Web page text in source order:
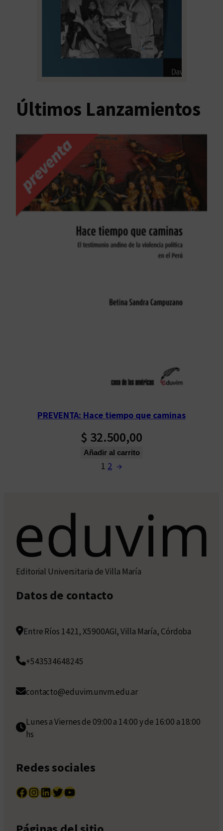
Últimos Lanzamientos
PREVENTA: Hace tiempo que caminas
$ 32.500,00
Añadir al carrito
1 2 →
Editorial Universitaria de Villa María
Datos de contacto
Entre Ríos 1421, X5900AGI, Villa María, Córdoba
+543534648245
contacto@eduvim.unvm.edu.ar
Lunes a Viernes de 09:00 a 14:00 y de 16:00 a 18:00
hs
Redes sociales
Facebook InstagramLinkedIn Twitter YouTube